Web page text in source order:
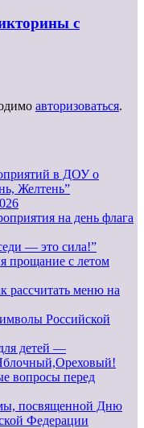
с
авторизоваться.
в ДОУ о
Желтень”
на день флага
— это сила!”
прощание с летом
рассчитать меню на
Российской
детей —
вопросы перед
посвященной Дню
Федерации